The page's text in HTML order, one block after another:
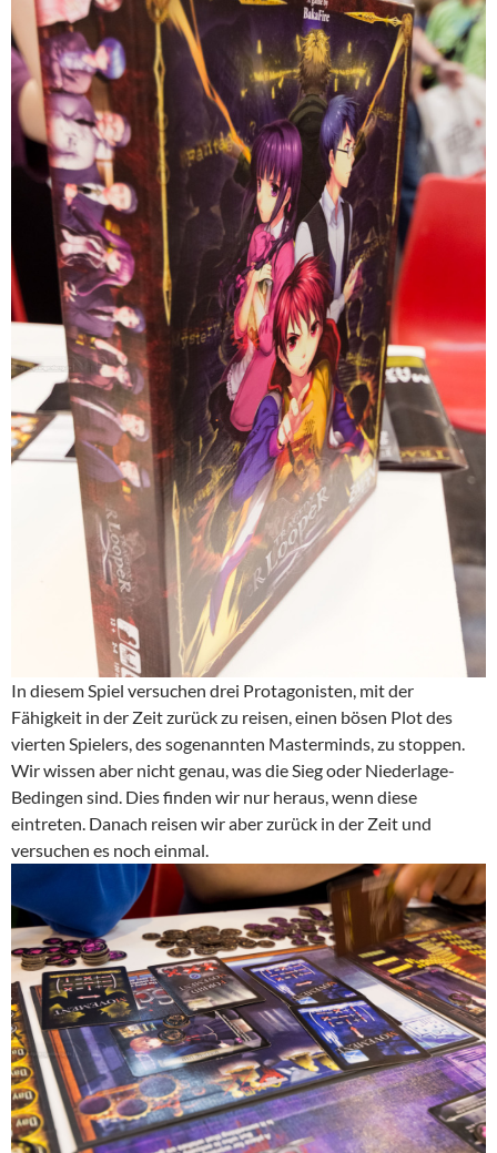
In diesem Spiel versuchen drei Protagonisten, mit der
Fähigkeit in der Zeit zurück zu reisen, einen bösen Plot des
vierten Spielers, des sogenannten Masterminds, zu stoppen.
Wir wissen aber nicht genau, was die Sieg oder Niederlage-
Bedingen sind. Dies finden wir nur heraus, wenn diese
eintreten. Danach reisen wir aber zurück in der Zeit und
versuchen es noch einmal.